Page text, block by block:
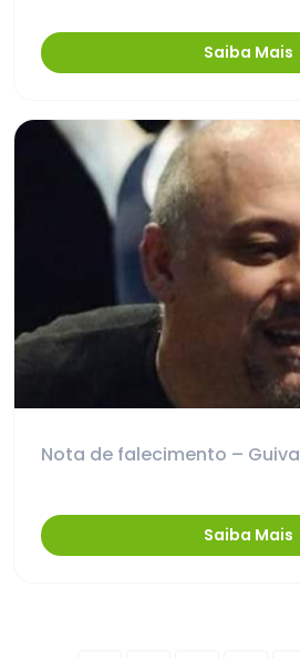
Saiba Mais
Nota de falecimento –
Saiba Mais